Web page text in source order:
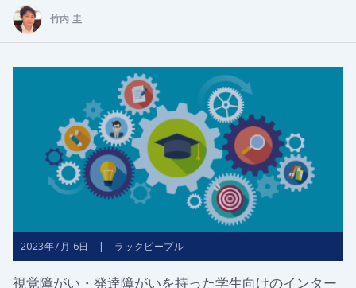
竹内 圭
2023年7月 6日 | ラックピープル
視覚障がい・発達障がいを持った学生向けのインター